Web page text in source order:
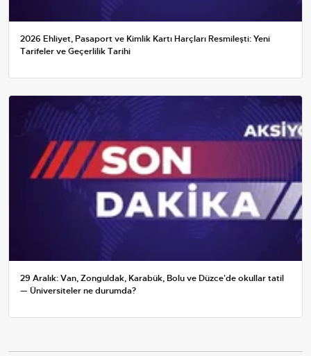
2026 Ehliyet, Pasaport ve Kimlik Kartı Harçları Resmileşti: Yeni
Tarifeler ve Geçerlilik Tarihi
29 Aralık: Van, Zonguldak, Karabük, Bolu ve Düzce'de okullar tatil
— Üniversiteler ne durumda?